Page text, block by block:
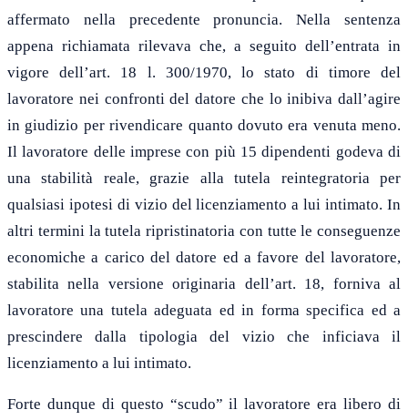
affermato nella precedente pronuncia. Nella sentenza
appena richiamata rilevava che, a seguito dell’entrata in
vigore dell’art. 18 l. 300/1970, lo stato di timore del
lavoratore nei confronti del datore che lo inibiva dall’agire
in giudizio per rivendicare quanto dovuto era venuta meno.
Il lavoratore delle imprese con più 15 dipendenti godeva di
una stabilità reale, grazie alla tutela reintegratoria per
qualsiasi ipotesi di vizio del licenziamento a lui intimato. In
altri termini la tutela ripristinatoria con tutte le conseguenze
economiche a carico del datore ed a favore del lavoratore,
stabilita nella versione originaria dell’art. 18, forniva al
lavoratore una tutela adeguata ed in forma specifica ed a
prescindere dalla tipologia del vizio che inficiava il
licenziamento a lui intimato.
Forte dunque di questo “scudo” il lavoratore era libero di